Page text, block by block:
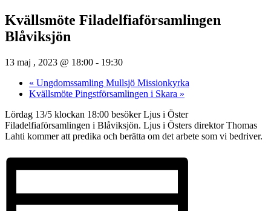
Kvällsmöte Filadelfiaförsamlingen
Blåviksjön
13 maj , 2023 @ 18:00 - 19:30
« Ungdomssamling Mullsjö Missionkyrka
Kvällsmöte Pingstförsamlingen i Skara »
Lördag 13/5 klockan 18:00 besöker Ljus i Öster
Filadelfiaförsamlingen i Blåviksjön. Ljus i Östers direktor Thomas
Lahti kommer att predika och berätta om det arbete som vi bedriver.